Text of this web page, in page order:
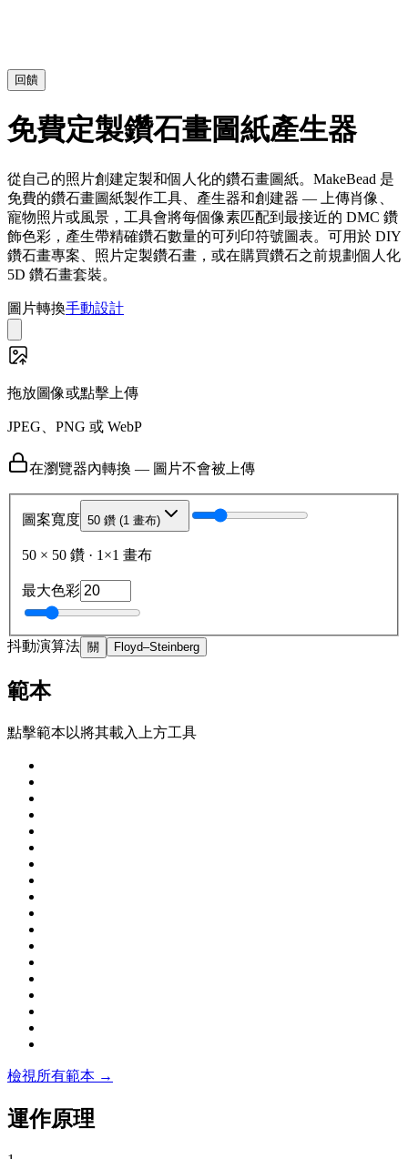
回饋
免費定製鑽石畫圖紙產生器
從自己的照片創建定製和個人化的鑽石畫圖紙。MakeBead 是
免費的鑽石畫圖紙製作工具、產生器和創建器 — 上傳肖像、
寵物照片或風景，工具會將每個像素匹配到最接近的 DMC 鑽
飾色彩，產生帶精確鑽石數量的可列印符號圖表。可用於 DIY
鑽石畫專案、照片定製鑽石畫，或在購買鑽石之前規劃個人化
5D 鑽石畫套裝。
圖片轉換手動設計
拖放圖像或點擊上傳
JPEG、PNG 或 WebP
在瀏覽器內轉換 — 圖片不會被上傳
圖案寬度 50 鑽 (1 畫布)
50 × 50 鑽 · 1×1 畫布
最大色彩
抖動演算法 關 Floyd–Steinberg
範本
點擊範本以將其載入上方工具
檢視所有範本 →
運作原理